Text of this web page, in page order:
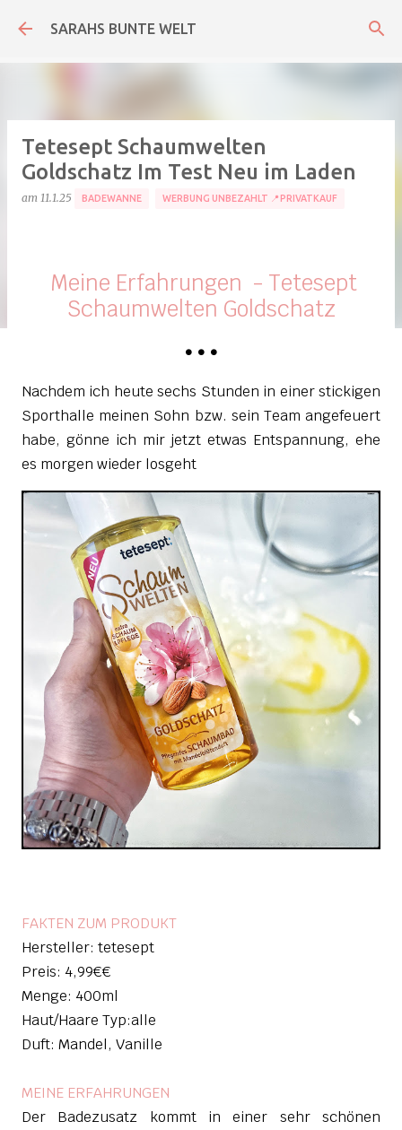
Direkt zum Hauptbereich
SARAHS BUNTE WELT
Tetesept Schaumwelten
Goldschatz Im Test Neu im Laden
am 11.1.25 BADEWANNE WERBUNG UNBEZAHLT 📍PRIVATKAUF
Meine Erfahrungen - Tetesept
Schaumwelten Goldschatz
• • •
Nachdem ich heute sechs Stunden in einer stickigen
Sporthalle meinen Sohn bzw. sein Team angefeuert
habe, gönne ich mir jetzt etwas Entspannung, ehe
es morgen wieder losgeht
FAKTEN ZUM PRODUKT
Hersteller: tetesept
Preis: 4,99€€
Menge: 400ml
Haut/Haare Typ:alle
Duft: Mandel, Vanille
MEINE ERFAHRUNGEN
Der Badezusatz kommt in einer sehr schönen